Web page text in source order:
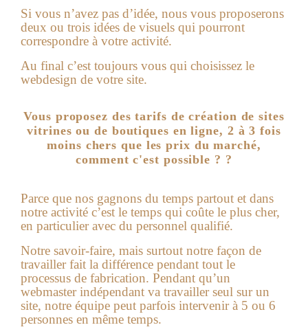
Si vous n’avez pas d’idée, nous vous proposerons
deux ou trois idées de visuels qui pourront
correspondre à votre activité.
Au final c’est toujours vous qui choisissez le
webdesign de votre site.
Vous proposez des tarifs de création de sites
vitrines ou de boutiques en ligne, 2 à 3 fois
moins chers que les prix du marché,
comment c'est possible ? ?
Parce que nos gagnons du temps partout et dans
notre activité c’est le temps qui coûte le plus cher,
en particulier avec du personnel qualifié.
Notre savoir-faire, mais surtout notre façon de
travailler fait la différence pendant tout le
processus de fabrication. Pendant qu’un
webmaster indépendant va travailler seul sur un
site, notre équipe peut parfois intervenir à 5 ou 6
personnes en même temps.